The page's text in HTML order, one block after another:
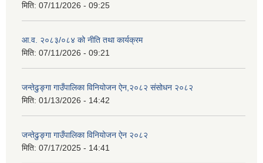
मिति: 07/11/2026 - 09:25
आ.व. २०८३/०८४ को नीति तथा कार्यक्रम
मिति: 07/11/2026 - 09:21
जन्तेढुङ्गा गाउँपालिका विनियोजन ऐन,२०८२ संसोधन २०८२
मिति: 01/13/2026 - 14:42
जन्तेढुङ्गा गाउँपालिका विनियोजन ऐन २०८२
मिति: 07/17/2025 - 14:41